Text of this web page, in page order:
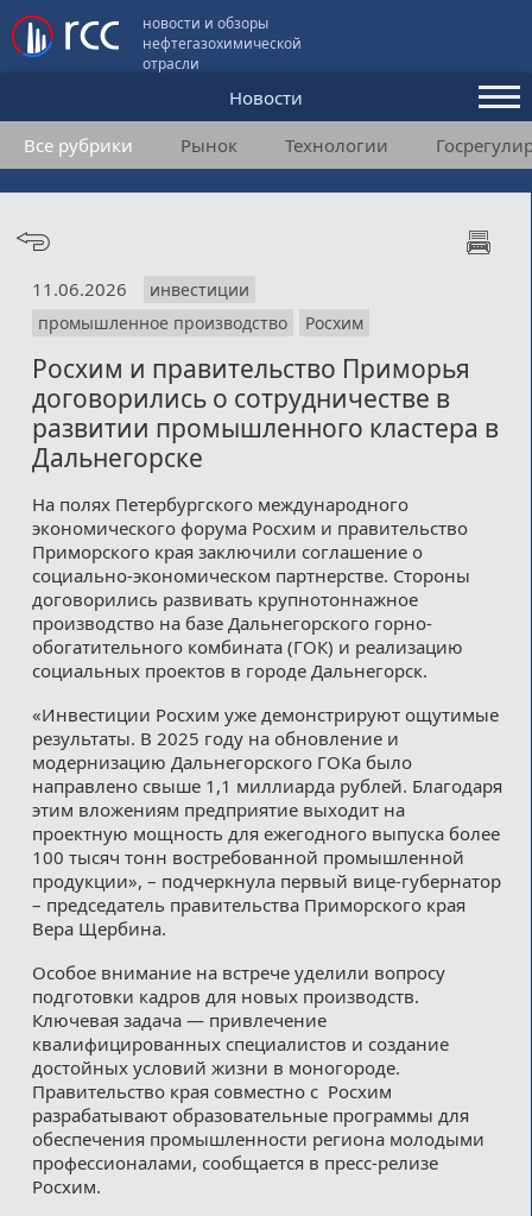
новости и обзоры
нефтегазохимической
отрасли
Новости
Аналитика и мнения
Конференции
Подписка
Пользовательское соглашение
Медиакит
Все рубрики Рынок Технологии
11.06.2026
инвестиции
промышленное производство
Росхим
Росхим и правительство Приморья
договорились о сотрудничестве в
развитии промышленного кластера в
Дальнегорске
На полях Петербургского международного
экономического форума Росхим и правительство
Приморского края заключили соглашение о
социально-экономическом партнерстве. Стороны
договорились развивать крупнотоннажное
производство на базе Дальнегорского горно-
обогатительного комбината (ГОК) и реализацию
социальных проектов в городе Дальнегорск.
«Инвестиции Росхим уже демонстрируют ощутимые
результаты. В 2025 году на обновление и
модернизацию Дальнегорского ГОКа было
направлено свыше 1,1 миллиарда рублей. Благодаря
этим вложениям предприятие выходит на
проектную мощность для ежегодного выпуска более
100 тысяч тонн востребованной промышленной
продукции», – подчеркнула первый вице-губернатор
– председатель правительства Приморского края
Вера Щербина.
Особое внимание на встрече уделили вопросу
подготовки кадров для новых производств.
Ключевая задача — привлечение
квалифицированных специалистов и создание
достойных условий жизни в моногороде.
Правительство края совместно с Росхим
разрабатывают образовательные программы для
обеспечения промышленности региона молодыми
профессионалами, сообщается в пресс-релизе
Росхим.